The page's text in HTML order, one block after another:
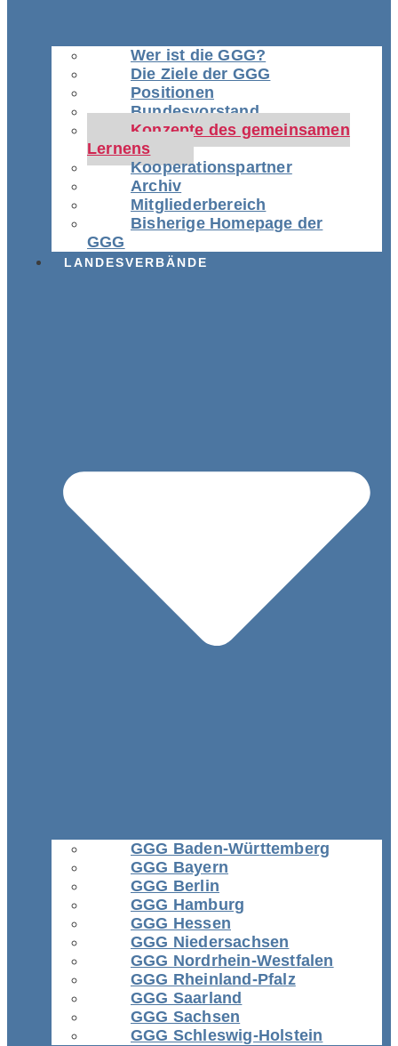
Wer ist die GGG?
Die Ziele der GGG
Positionen
Bundesvorstand
Konzepte des gemeinsamen
Lernens
Kooperationspartner
Archiv
Mitgliederbereich
Bisherige Homepage der
GGG
LANDESVERBÄNDE
GGG Baden-Württemberg
GGG Bayern
GGG Berlin
GGG Hamburg
GGG Hessen
GGG Niedersachsen
GGG Nordrhein-Westfalen
GGG Rheinland-Pfalz
GGG Saarland
GGG Sachsen
GGG Schleswig-Holstein